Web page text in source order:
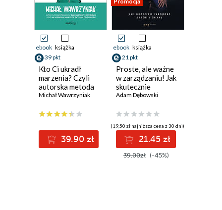
ebook książka
39 pkt
Kto Ci ukradł
marzenia? Czyli
autorska metoda
realizacji
Michał Wawrzyniak
39.90 zł
ebook książka
21 pkt
Proste, ale ważne
w zarządzaniu! Jak
skutecznie
zarządzać ludźmi i
Adam Dębowski
(19,50 zł najniższa cena z 30 dni)
21.45 zł
39.00zł (-45%)